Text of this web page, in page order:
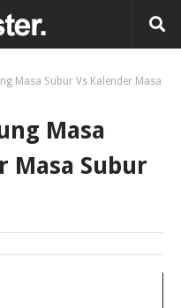
Masa Subur Vs Kalender Masa
Masa
Masa Subur